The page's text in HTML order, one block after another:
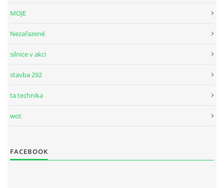
MOJE
Nezařazené
silnice v akci
stavba 292
ta technika
wot
FACEBOOK